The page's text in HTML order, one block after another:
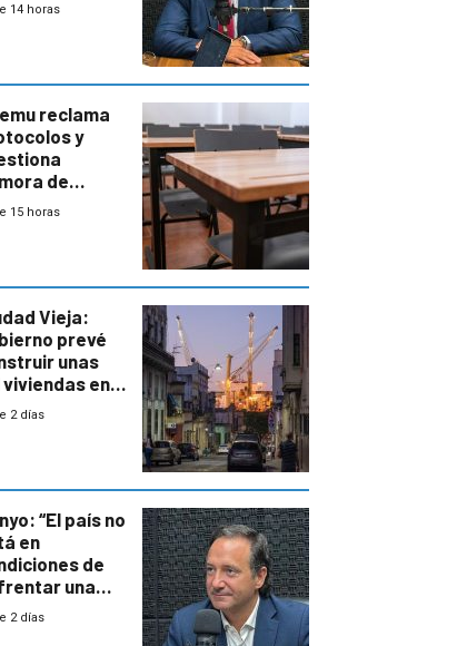
14 horas
reclama
y
de
ante
15 horas
Vieja:
prevé
unas
viviendas en
de
2 días
“El país no
en
de
una
de la
2 días